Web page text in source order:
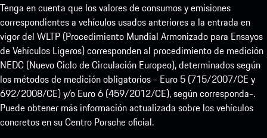
Tenga en cuenta que los valores de consumos y emisiones
correspondientes a vehículos usados anteriores a la entrada en
vigor del WLTP (Procedimiento Mundial Armonizado para Ensayos
de Vehículos Ligeros) corresponden al procedimiento de medición
NEDC (Nuevo Ciclo de Circulación Europeo), determinados según
los métodos de medición obligatorios - Euro 5 (715/2007/CE y
692/2008/CE) y/o Euro 6 (459/2012/CE), según corresponda-.
Puede obtener más información actualizada sobre los vehículos
concretos en su Centro Porsche oficial.